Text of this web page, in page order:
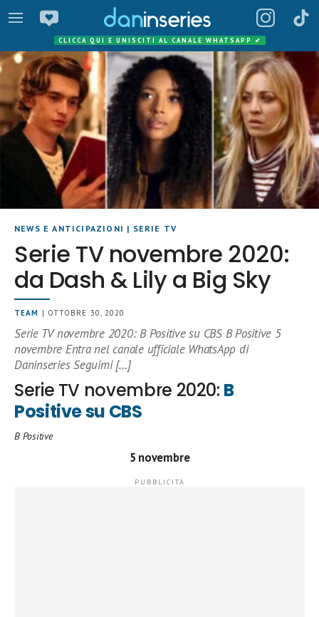
CLICCA QUI E UNISCITI AL CANALE WHATSAPP ✔
NEWS E ANTICIPAZIONI | SERIE TV
Serie TV novembre 2020:
da Dash & Lily a Big Sky
TEAM | OTTOBRE 30, 2020
Serie TV novembre 2020: B Positive su CBS B Positive 5
novembre Entra nel canale ufficiale WhatsApp di
Daninseries Seguimi […]
Serie TV novembre 2020: B
Positive su CBS
B Positive
5 novembre